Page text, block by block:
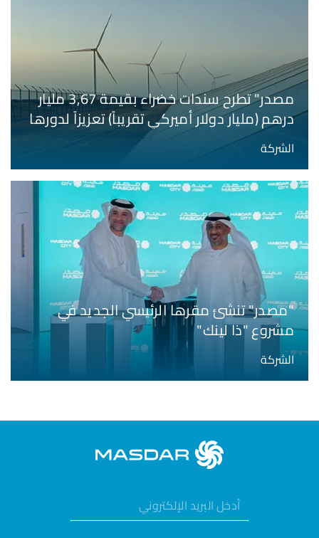
مصدر" تطرح سندات خضراء بقيمة 3,67 مليار
درهم (مليار دولار أميركي تقريباً) تعزيزاً لدورها
الريادي في دعم التمويل المستدام
الشركة
"مصدر" تنشئ مقرها الرئيسي الجديد في
مشروع "ذا لينك"
الشركة